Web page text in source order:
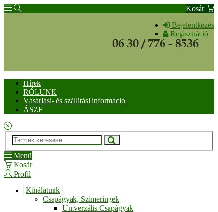
Kosár
Bejelentkezés
Regisztráció
Hírek
RÓLUNK
Vásárlási- és szállítási információ
ÁSZF
Menü
Kosár
Profil
Kínálatunk
Csapágyak, Szimeringek
Univerzális Csapágyak